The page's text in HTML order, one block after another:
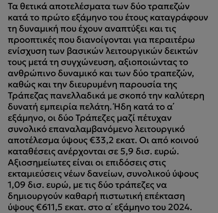
Τα θετικά αποτελέσματα των δύο τραπεζών
κατά το πρώτο εξάμηνο του έτους καταγράφουν
τη δυναμική που έχουν αναπτύξει και τις
προοπτικές που διανοίγονται για περαιτέρω
ενίσχυση των βασικών λειτουργικών δεικτών
τους μετά τη συγχώνευση, αξιοποιώντας το
ανθρώπινο δυναμικό και των δύο τραπεζών,
καθώς και την διευρυμένη παρουσία της
Τράπεζας πανελλαδικά με σκοπό την καλύτερη
δυνατή εμπειρία πελάτη. Ήδη κατά το α΄
εξάμηνο, οι δύο Τράπεζες μαζί πέτυχαν
συνολικό επαναλαμβανόμενο λειτουργικό
αποτέλεσμα ύψους €33,2 εκατ. Οι από κοινού
καταθέσεις ανέρχονται σε 5,9 δισ. ευρώ.
Αξιοσημείωτες είναι οι επιδόσεις στις
εκταμιεύσεις νέων δανείων, συνολικού ύψους
1,09 δισ. ευρώ, με τις δύο τράπεζες να
δημιουργούν καθαρή πιστωτική επέκταση
ύψους €611,5 εκατ. στο α΄ εξάμηνο του 2024.